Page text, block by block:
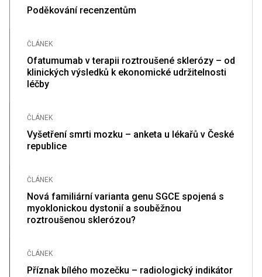
Poděkování recenzentům
ČLÁNEK
Ofatumumab v terapii roztroušené sklerózy – od
klinických výsledků k ekonomické udržitelnosti
léčby
ČLÁNEK
Vyšetření smrti mozku – anketa u lékařů v České
republice
ČLÁNEK
Nová familiární varianta genu SGCE spojená s
myoklonickou dystonií a souběžnou
roztroušenou sklerózou?
ČLÁNEK
Příznak bílého mozečku – radiologický indikátor